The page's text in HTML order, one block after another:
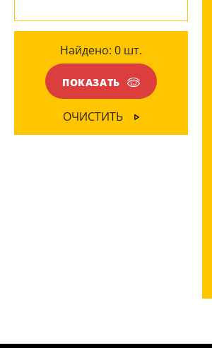
Найдено: 0 шт.
ПОКАЗАТЬ
ОЧИСТИТЬ